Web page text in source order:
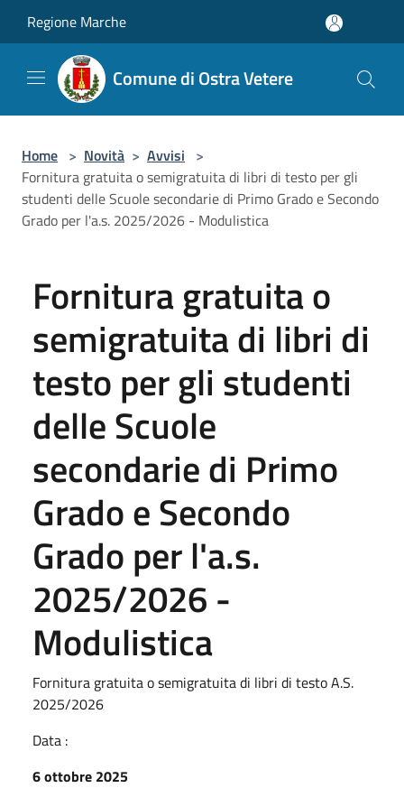
Regione Marche
Comune di Ostra Vetere
Home > Novità > Avvisi >
Fornitura gratuita o semigratuita di libri di testo per gli
studenti delle Scuole secondarie di Primo Grado e Secondo
Grado per l'a.s. 2025/2026 - Modulistica
Fornitura gratuita o
semigratuita di libri di
testo per gli studenti
delle Scuole
secondarie di Primo
Grado e Secondo
Grado per l'a.s.
2025/2026 -
Modulistica
Fornitura gratuita o semigratuita di libri di testo A.S.
2025/2026
Data :
6 ottobre 2025